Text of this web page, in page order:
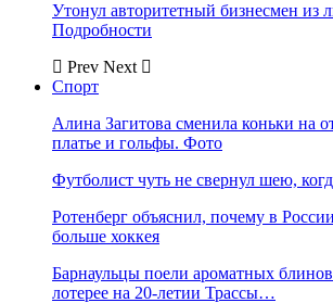
Утонул авторитетный бизнесмен из
Подробности
Prev Next
Спорт
Алина Загитова сменила коньки на
платье и гольфы. Фото
Футболист чуть не свернул шею,
Ротенберг объяснил, почему в
больше хоккея
Барнаульцы поели ароматных
лотерее на 20-летии Трассы…